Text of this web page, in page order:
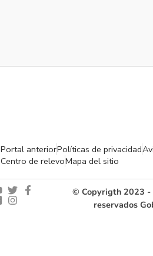
Portal anteriorPolíticas de privacidad
Centro de relevoMapa del sitio
© Copyrigth 2023 -
reservados